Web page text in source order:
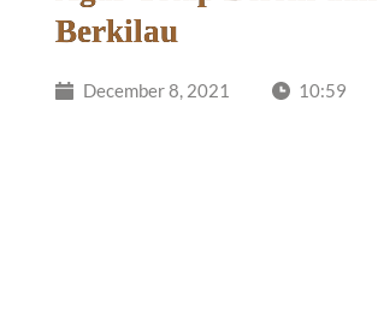
Berkilau
December 8, 2021 10:59